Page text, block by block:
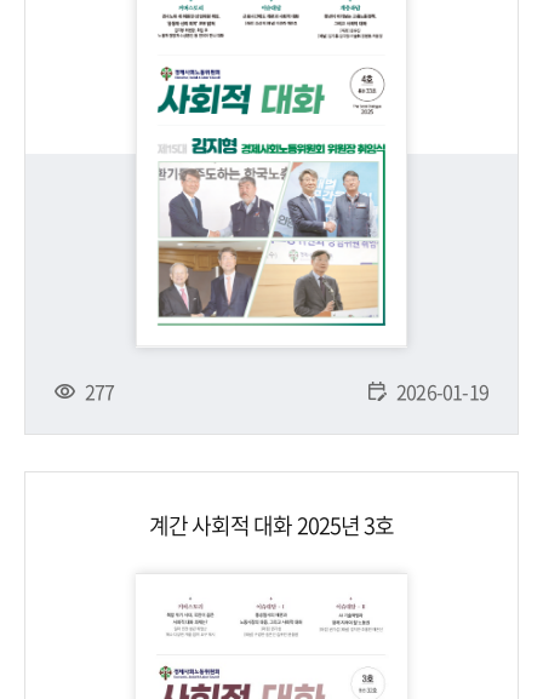
277 2026-01-19
계간 사회적 대화 2025년 3호